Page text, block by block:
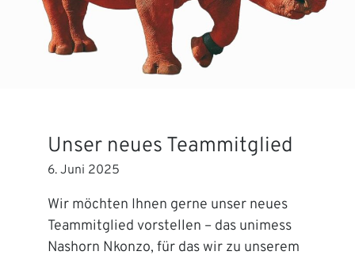
Unser neues Teammitglied
6. Juni 2025
Wir möchten Ihnen gerne unser neues
Teammitglied vorstellen – das unimess
Nashorn Nkonzo, für das wir zu unserem